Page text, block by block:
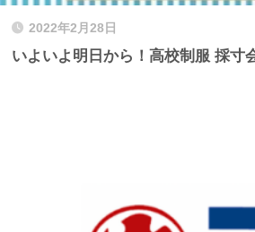
2022年2月28日
いよいよ明日から！高校制服 採寸